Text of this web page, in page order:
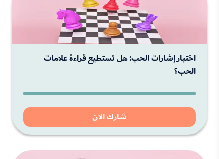
اختبار إشارات الحب: هل تستطيع قراءة علامات
الحب؟
شارك الان